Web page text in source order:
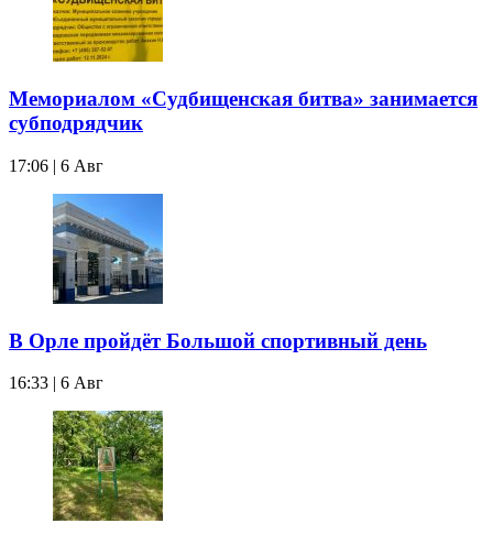
Мемориалом «Судбищенская битва» занимается
субподрядчик
17:06 | 6 Авг
В Орле пройдёт Большой спортивный день
16:33 | 6 Авг